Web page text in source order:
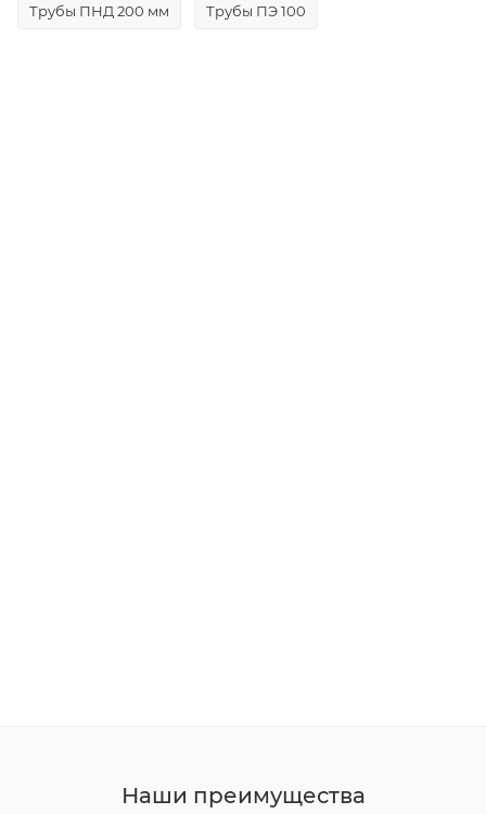
Трубы ПНД 200 мм Трубы ПЭ 100
Наши преимущества